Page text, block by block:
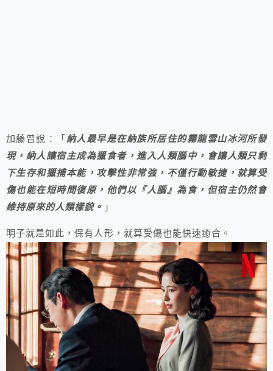
加藤曾說：「 納人最早是在納族所居住的霧龍雪山冰河所發
現，納人讓宿主成為獵食者，進入人類腦中，會讓人類只剩
下生存和獵捕本能，攻擊性非常強，不僅行動敏捷，就算受
傷也能在短時間復原，他們以『人腦』為食，但宿主仍然會
維持原來的人類樣貌。 」
明子就是如此，保有人形，就算受傷也能快速癒合。